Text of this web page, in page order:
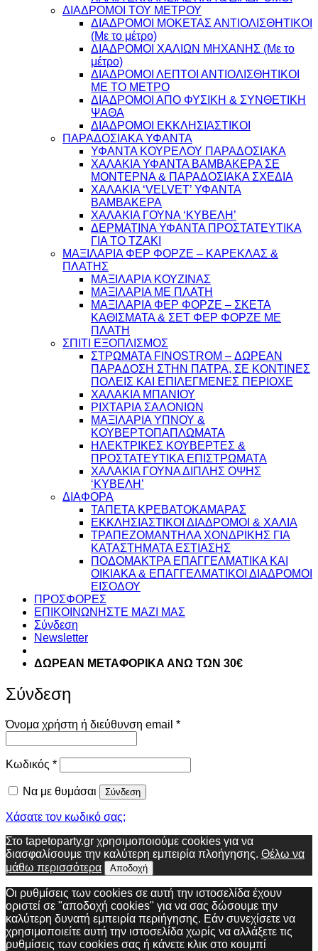
ΔΙΑΔΡΟΜΟΙ ΤΟΥ ΜΕΤΡΟΥ
ΔΙΑΔΡΟΜΟΙ ΜΟΚΕΤΑΣ ΑΝΤΙΟΛΙΣΘΗΤΙΚΟΙ
(Με το μέτρο)
ΔΙΑΔΡΟΜΟΙ ΧΑΛΙΩΝ ΜΗΧΑΝΗΣ (Με το
μέτρο)
ΔΙΑΔΡΟΜΟΙ ΛΕΠΤΟΙ ΑΝΤΙΟΛΙΣΘΗΤΙΚΟΙ
ΜΕ ΤΟ ΜΕΤΡΟ
ΔΙΑΔΡΟΜΟΙ ΑΠΟ ΦΥΣΙΚΗ & ΣΥΝΘΕΤΙΚΗ
ΨΑΘΑ
ΔΙΑΔΡΟΜΟΙ ΕΚΚΛΗΣΙΑΣΤΙΚΟΙ
ΠΑΡΑΔΟΣΙΑΚΑ ΥΦΑΝΤΑ
ΥΦΑΝΤΑ ΚΟΥΡΕΛΟΥ ΠΑΡΑΔΟΣΙΑΚΑ
ΧΑΛΑΚΙΑ ΥΦΑΝΤΑ ΒΑΜΒΑΚΕΡΑ ΣΕ
ΜΟΝΤΕΡΝΑ & ΠΑΡΑΔΟΣΙΑΚΑ ΣΧΕΔΙΑ
ΧΑΛΑΚΙΑ ‘VELVET’ ΥΦΑΝΤΑ
ΒΑΜΒΑΚΕΡΑ
ΧΑΛΑΚΙΑ ΓΟΥΝΑ ‘ΚΥΒΕΛΗ’
ΔΕΡΜΑΤΙΝΑ ΥΦΑΝΤΑ ΠΡΟΣΤΑΤΕΥΤΙΚΑ
ΓΙΑ ΤΟ ΤΖΑΚΙ
ΜΑΞΙΛΑΡΙΑ ΦΕΡ ΦΟΡΖΕ – ΚΑΡΕΚΛΑΣ &
ΠΛΑΤΗΣ
ΜΑΞΙΛΑΡΙΑ ΚΟΥΖΙΝΑΣ
ΜΑΞΙΛΑΡΙΑ ΜΕ ΠΛΑΤΗ
ΜΑΞΙΛΑΡΙΑ ΦΕΡ ΦΟΡΖΕ – ΣΚΕΤΑ
ΚΑΘΙΣΜΑΤΑ & ΣΕΤ ΦΕΡ ΦΟΡΖΕ ΜΕ
ΠΛΑΤΗ
ΣΠΙΤΙ ΕΞΟΠΛΙΣΜΟΣ
ΣΤΡΩΜΑΤΑ FINOSTROM – ΔΩΡΕΑΝ
ΠΑΡΑΔΟΣΗ ΣΤΗΝ ΠΑΤΡΑ, ΣΕ ΚΟΝΤΙΝΕΣ
ΠΟΛΕΙΣ ΚΑΙ ΕΠΙΛΕΓΜΕΝΕΣ ΠΕΡΙΟΧΕ
ΧΑΛΑΚΙΑ ΜΠΑΝΙΟΥ
ΡΙΧΤΑΡΙΑ ΣΑΛΟΝΙΩΝ
ΜΑΞΙΛΑΡΙΑ ΥΠΝΟΥ &
ΚΟΥΒΕΡΤΟΠΑΠΛΩΜΑΤΑ
ΗΛΕΚΤΡΙΚΕΣ ΚΟΥΒΕΡΤΕΣ &
ΠΡΟΣΤΑΤΕΥΤΙΚΑ ΕΠΙΣΤΡΩΜΑΤΑ
ΧΑΛΑΚΙΑ ΓΟΥΝΑ ΔΙΠΛΗΣ ΟΨΗΣ
‘ΚΥΒΕΛΗ’
ΔΙΑΦΟΡΑ
ΤΑΠΕΤΑ ΚΡΕΒΑΤΟΚΑΜΑΡΑΣ
ΕΚΚΛΗΣΙΑΣΤΙΚΟΙ ΔΙΑΔΡΟΜΟΙ & ΧΑΛΙΑ
ΤΡΑΠΕΖΟΜΑΝΤΗΛΑ ΧΟΝΔΡΙΚΗΣ ΓΙΑ
ΚΑΤΑΣΤΗΜΑΤΑ ΕΣΤΙΑΣΗΣ
ΠΟΔΟΜΑΚΤΡΑ ΕΠΑΓΓΕΛΜΑΤΙΚΑ ΚΑΙ
ΟΙΚΙΑΚΑ & ΕΠΑΓΓΕΛΜΑΤΙΚΟΙ ΔΙΑΔΡΟΜΟΙ
ΕΙΣΟΔΟΥ
ΠΡΟΣΦΟΡΕΣ
ΕΠΙΚΟΙΝΩΝΗΣΤΕ ΜΑΖΙ ΜΑΣ
Σύνδεση
Newsletter
ΔΩΡΕΑΝ ΜΕΤΑΦΟΡΙΚΑ ΑΝΩ ΤΩΝ 30€
Σύνδεση
Όνομα χρήστη ή διεύθυνση email *Απαιτείται
Κωδικός *Απαιτείται
Να με θυμάσαι Σύνδεση
Χάσατε τον κωδικό σας;
Στο tapetoparty.gr χρησιμοποιούμε cookies για να
διασφαλίσουμε την καλύτερη εμπειρία πλοήγησης. Θέλω να
μάθω περισσότερα
Αποδοχή
Οι ρυθμίσεις των cookies σε αυτή την ιστοσελίδα έχουν
οριστεί σε "αποδοχή cookies" για να σας δώσουμε την
καλύτερη δυνατή εμπειρία περιήγησης. Εάν συνεχίσετε να
χρησιμοποιείτε αυτή την ιστοσελίδα χωρίς να αλλάξετε τις
ρυθμίσεις των cookies σας ή κάνετε κλικ στο κουμπί